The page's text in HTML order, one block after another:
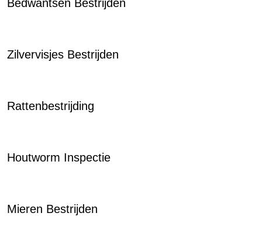
Bedwantsen Bestrijden
Zilvervisjes Bestrijden
Rattenbestrijding
Houtworm Inspectie
Mieren Bestrijden